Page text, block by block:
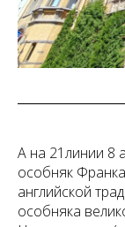
А на 21линии 8
особняк
английской
особняка